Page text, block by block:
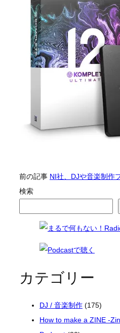
前の記事 NI社、DJや音楽制作
検索
カテゴリー
DJ / 音楽制作 (175)
How to make a ZINE -